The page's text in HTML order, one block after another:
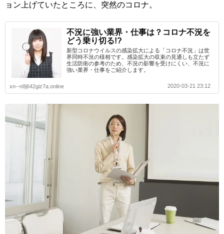
ョン上げていたところに、突然のコロナ。
不況に強い業界・仕事は？コロナ不況を
どう乗り切る!?
新型コロナウイルスの感染拡大による「コロナ不況」は世
界同時不況の様相です。感染拡大の収束の見通しも立たず
生活防衛の参考のため、不況の影響を受けにくい、不況に
強い業界・仕事をご紹介します。
xn--n8j642giz7a.online 2020-03-21 23:12